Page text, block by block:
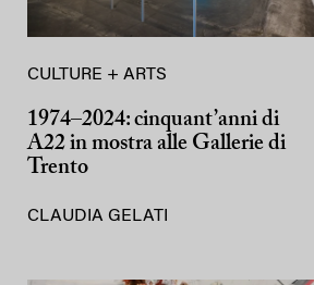
CULTURE + ARTS
1974–2024: cinquant’anni di
A22 in mostra alle Gallerie di
Trento
CLAUDIA GELATI